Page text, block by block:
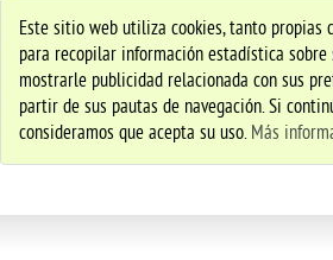
Este sitio web utiliza cookies, tanto propias
para recopilar información estadística sobre
mostrarle publicidad relacionada con sus
partir de sus pautas de navegación. Si
consideramos que acepta su uso. Más